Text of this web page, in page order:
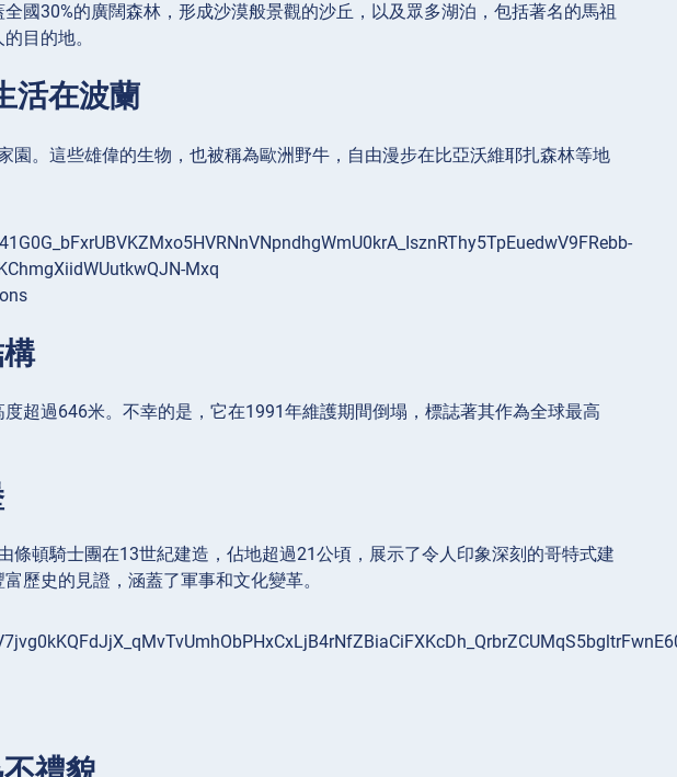
國30%的廣闊森林，形成沙漠般景觀的沙丘，以及眾多湖泊，包括著名的馬祖
目的地。
活在波蘭
。這些雄偉的生物，也被稱為歐洲野牛，自由漫步在比亞沃維耶扎森林等地
超過646米。不幸的是，它在1991年維護期間倒塌，標誌著其作為全球最高
頓騎士團在13世紀建造，佔地超過21公頃，展示了令人印象深刻的哥特式建
歷史的見證，涵蓋了軍事和文化變革。